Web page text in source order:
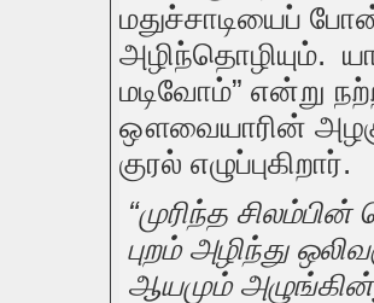
மதுச்சாடியைப்
அழிந்தொழியும்.
மடிவோம்” என்று
ஔவையாரின்
குரல் எழுப்புகிறார்.
“முரிந்த
புறம் அழிந்து
ஆயமும்